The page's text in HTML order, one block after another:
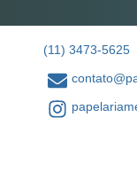
(11) 3473-5625